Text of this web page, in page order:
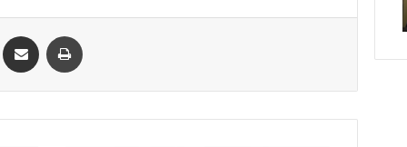
Linkedin Compartilhar via e-mail